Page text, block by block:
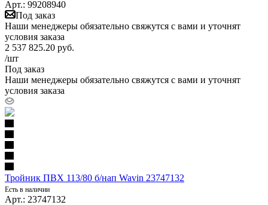
Арт.: 99208940
Под заказ
Наши менеджеры обязательно свяжутся с вами и уточнят
условия заказа
2 537 825.20 руб.
/шт
Под заказ
Наши менеджеры обязательно свяжутся с вами и уточнят
условия заказа
Тройник ПВХ 113/80 б/нап Wavin 23747132
Есть в наличии
Арт.: 23747132